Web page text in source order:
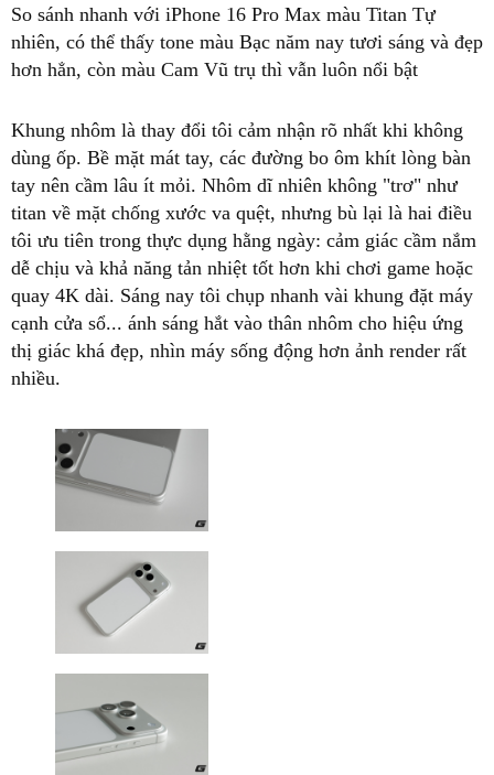
So sánh nhanh với iPhone 16 Pro Max màu Titan Tự
nhiên, có thể thấy tone màu Bạc năm nay tươi sáng và đẹp
hơn hẳn, còn màu Cam Vũ trụ thì vẫn luôn nổi bật
Khung nhôm là thay đổi tôi cảm nhận rõ nhất khi không
dùng ốp. Bề mặt mát tay, các đường bo ôm khít lòng bàn
tay nên cầm lâu ít mỏi. Nhôm dĩ nhiên không "trơ" như
titan về mặt chống xước va quệt, nhưng bù lại là hai điều
tôi ưu tiên trong thực dụng hằng ngày: cảm giác cầm nắm
dễ chịu và khả năng tản nhiệt tốt hơn khi chơi game hoặc
quay 4K dài. Sáng nay tôi chụp nhanh vài khung đặt máy
cạnh cửa sổ... ánh sáng hắt vào thân nhôm cho hiệu ứng
thị giác khá đẹp, nhìn máy sống động hơn ảnh render rất
nhiều.